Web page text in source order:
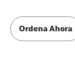
Ordena Ahora